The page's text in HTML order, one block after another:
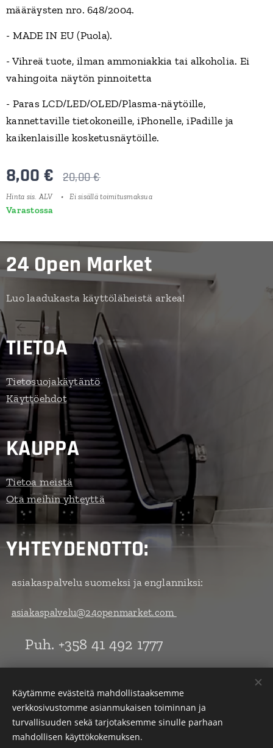
määräysten nro. 648/2004.
- MADE IN EU (Puola).
- Vihreä tuote, ilman ammoniakkia tai alkoholia. Ei
vahingoita näytön pinnoitetta
- Paras LCD/LED/OLED/Plasma-näytöille,
kannettaville tietokoneille, iPhonelle, iPadille ja
kaikenlaisille kosketusnäytöille.
8,00 € 20,00€
Hinta sis. ALV Ei sisällä toimitusmaksua
Varastossa
24 Open Market
Luo laadukasta käyttöläheistä arkea!
TIETOA
Tietosuojakäytäntö
Käyttöehdot
KAUPPA
Tietoa meistä
Ota meihin yhteyttä
YHTEYDENOTTO:
asiakaspalvelu suomeksi ja englanniksi:
asiakaspalvelu@24openmarket.com
Puh. +358 41 492 1777
All Rights Reserved by 24openmarket/Sagi Productions Y-tunnus:
2138812-0
Evästeet
Käytämme evästeitä mahdollistaaksemme
verkkosivustomme asianmukaisen toiminnan ja
turvallisuuden sekä tarjotaksemme sinulle parhaan
mahdollisen käyttökokemuksen.